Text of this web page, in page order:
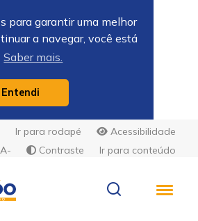
para garantir uma melhor
a navegar, você está
Saber mais.
Entendi
Acessibilidade
Ir para rodapé
Ir para conteúdo
Contraste
A-